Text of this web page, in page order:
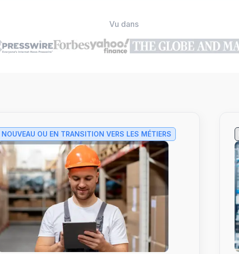
Vu dans
NOUVEAU OU EN TRANSITION VERS LES MÉTIERS